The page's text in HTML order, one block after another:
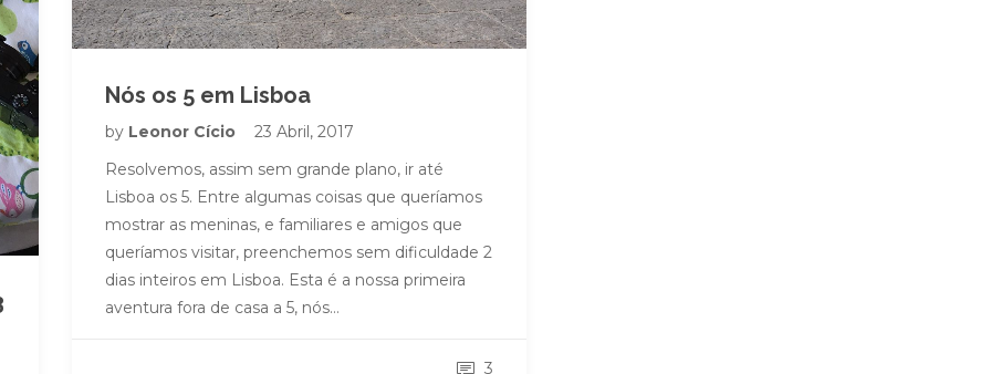
Nós os 5 em Lisboa
by Leonor Cício
23 Abril, 2017
Resolvemos, assim sem grande plano, ir até
Lisboa os 5. Entre algumas coisas que queríamos
mostrar as meninas, e familiares e amigos que
queríamos visitar, preenchemos sem dificuldade 2
dias inteiros em Lisboa. Esta é a nossa primeira
aventura fora de casa a 5, nós…
3